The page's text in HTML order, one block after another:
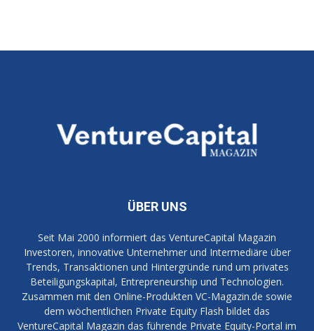
ÜBER UNS
Seit Mai 2000 informiert das VentureCapital Magazin
Investoren, innovative Unternehmer und Intermediäre über
Trends, Transaktionen und Hintergründe rund um privates
Beteiligungskapital, Entrepreneurship und Technologien.
Zusammen mit den Online-Produkten VC-Magazin.de sowie
dem wöchentlichen Private Equity Flash bildet das
VentureCapital Magazin das führende Private Equity-Portal im